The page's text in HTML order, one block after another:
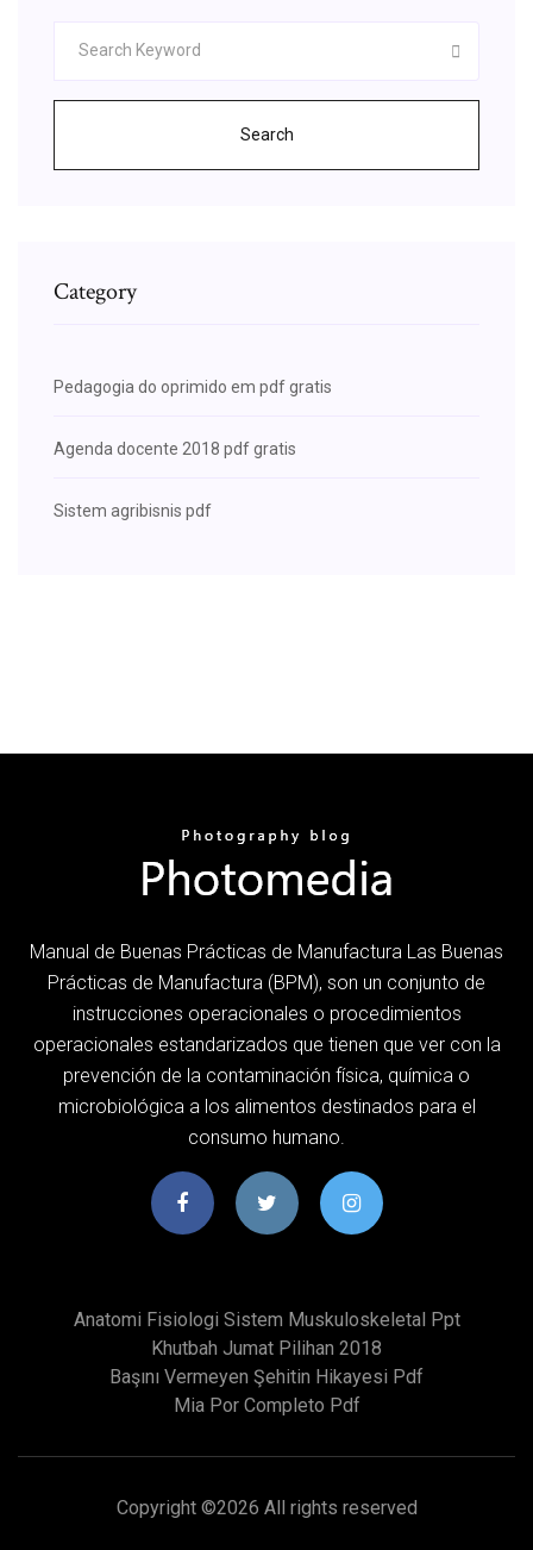
Search
Category
Pedagogia do oprimido em pdf gratis
Agenda docente 2018 pdf gratis
Sistem agribisnis pdf
Manual de Buenas Prácticas de Manufactura Las Buenas
Prácticas de Manufactura (BPM), son un conjunto de
instrucciones operacionales o procedimientos
operacionales estandarizados que tienen que ver con la
prevención de la contaminación física, química o
microbiológica a los alimentos destinados para el
consumo humano.
Anatomi Fisiologi Sistem Muskuloskeletal Ppt
Khutbah Jumat Pilihan 2018
Başını Vermeyen Şehitin Hikayesi Pdf
Mia Por Completo Pdf
Copyright ©2026 All rights reserved